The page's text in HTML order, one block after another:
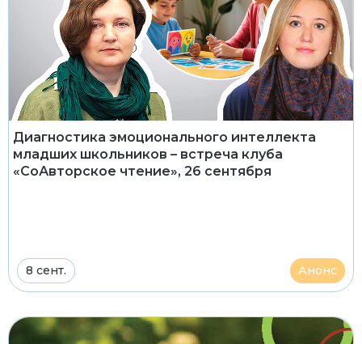
Диагностика эмоционального интеллекта
младших школьников – встреча клуба
«СоАвторское чтение», 26 сентября
8 сент. Анонс